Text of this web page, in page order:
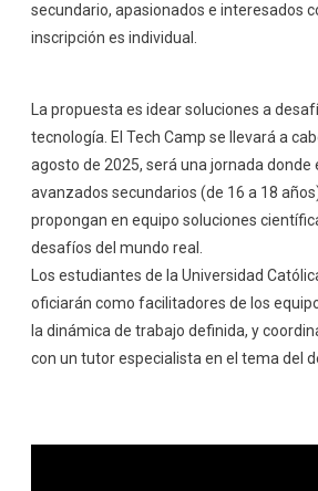
secundario, apasionados e interesados
inscripción es individual.
La propuesta es idear soluciones a
tecnología. El Tech Camp se llevará a
agosto de 2025, será una jornada donde
avanzados secundarios (de 16 a 18
propongan en equipo soluciones
desafíos del mundo real.
Los estudiantes de la Universidad
oficiarán como facilitadores de los
la dinámica de trabajo definida, y
con un tutor especialista en el tema del